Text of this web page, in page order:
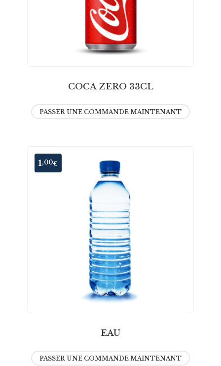
COCA ZERO 33CL
PASSER UNE COMMANDE MAINTENANT
EAU
1,00€
PASSER UNE COMMANDE MAINTENANT